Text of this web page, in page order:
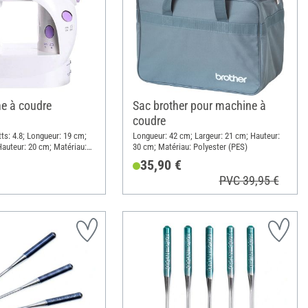
à coudre
4.8; Longueur: 19 cm;
20 cm; Matériau:
Sac brother pour machine à
coudre
Longueur: 42 cm; Largeur: 21 cm; Hauteur:
30 cm; Matériau: Polyester (PES)
35,90 €
PVC 39,95 €